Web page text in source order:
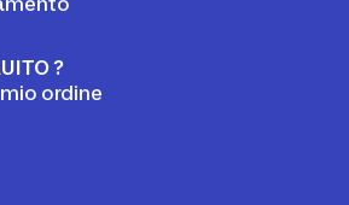
?
ordine